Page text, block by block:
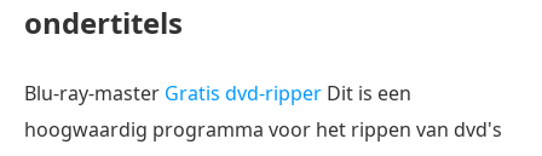
ondertitels
Blu-ray-master Gratis dvd-ripper Dit is een
hoogwaardig programma voor het rippen van dvd's